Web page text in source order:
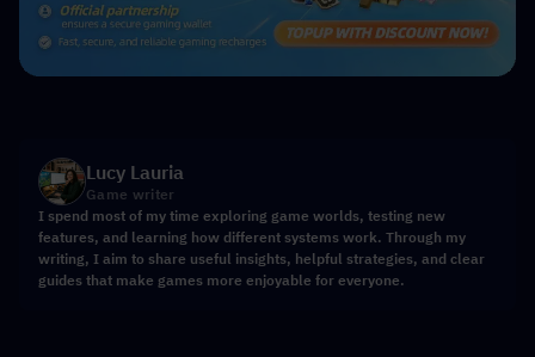
Lucy Lauria
Game writer
I spend most of my time exploring game worlds, testing new
features, and learning how different systems work. Through my
writing, I aim to share useful insights, helpful strategies, and clear
guides that make games more enjoyable for everyone.